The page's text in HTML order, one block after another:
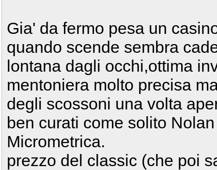
Gia' da fermo pesa un
quando scende sembra
lontana dagli occhi,ottima
mentoniera molto precisa
degli scossoni una volta
ben curati come solito
Micrometrica.
prezzo del classic (che poi